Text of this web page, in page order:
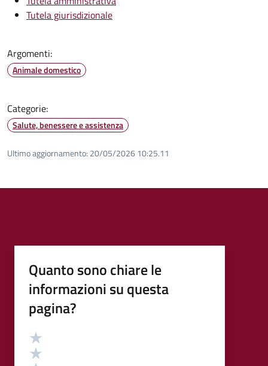
Tutela giurisdizionale
Argomenti:
Animale domestico
Categorie:
Salute, benessere e assistenza
Ultimo aggiornamento: 20/05/2026 10:25.11
Quanto sono chiare le
informazioni su questa
pagina?
Valutazione